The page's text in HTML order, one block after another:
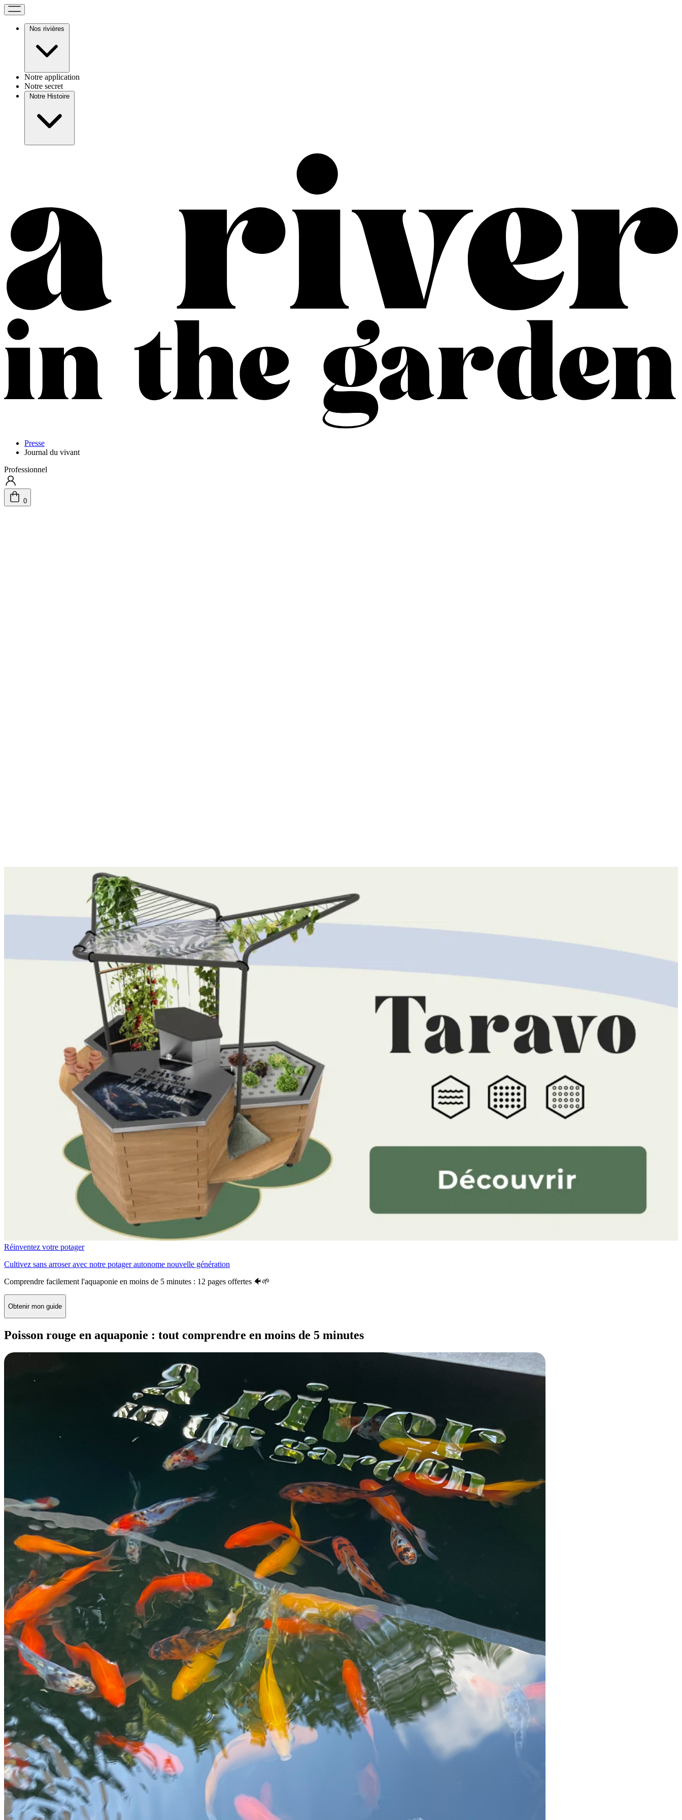
Nos rivières
Notre application
Notre secret
Notre Histoire
Presse
Journal du vivant
Professionnel
0
Réinventez votre potager
Cultivez sans arroser avec notre potager autonome nouvelle génération
Comprendre facilement l'aquaponie en moins de 5 minutes : 12 pages offertes 🐠🌱
Obtenir mon guide
Poisson rouge en aquaponie : tout comprendre en moins de 5 minutes